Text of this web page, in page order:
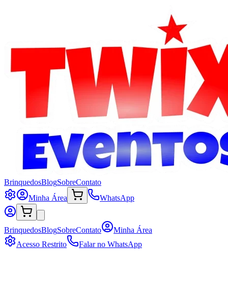
BrinquedosBlogSobreContato
Minha Área
WhatsApp
BrinquedosBlogSobreContato
Minha Área
Acesso Restrito
Falar no WhatsApp